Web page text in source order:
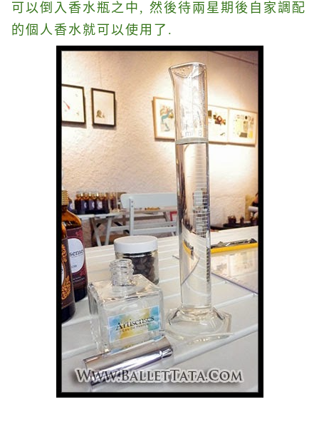
可以倒入香水瓶之中, 然後待兩星期後自家調配
的個人香水就可以使用了.